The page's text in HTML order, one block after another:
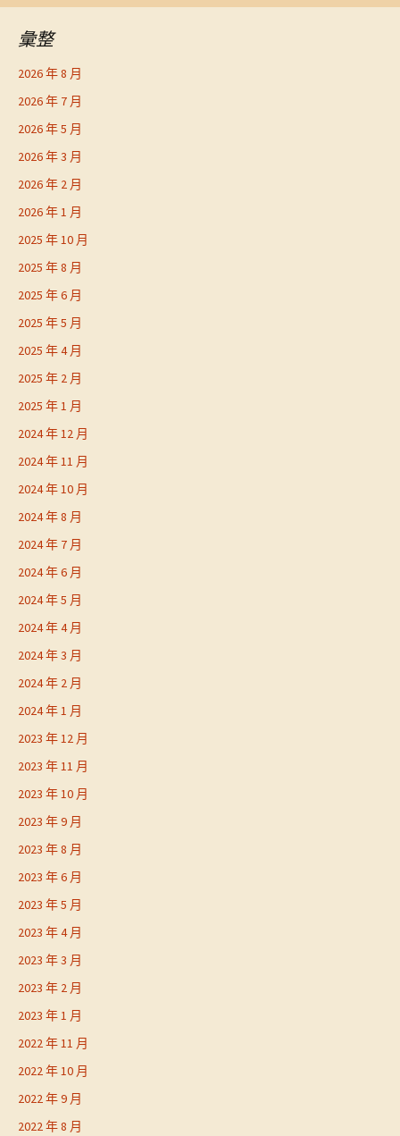
彙整
2026 年 8 月
2026 年 7 月
2026 年 5 月
2026 年 3 月
2026 年 2 月
2026 年 1 月
2025 年 10 月
2025 年 8 月
2025 年 6 月
2025 年 5 月
2025 年 4 月
2025 年 2 月
2025 年 1 月
2024 年 12 月
2024 年 11 月
2024 年 10 月
2024 年 8 月
2024 年 7 月
2024 年 6 月
2024 年 5 月
2024 年 4 月
2024 年 3 月
2024 年 2 月
2024 年 1 月
2023 年 12 月
2023 年 11 月
2023 年 10 月
2023 年 9 月
2023 年 8 月
2023 年 6 月
2023 年 5 月
2023 年 4 月
2023 年 3 月
2023 年 2 月
2023 年 1 月
2022 年 11 月
2022 年 10 月
2022 年 9 月
2022 年 8 月